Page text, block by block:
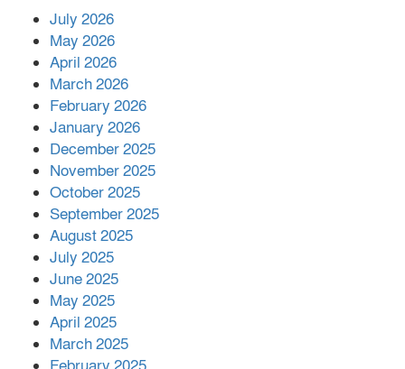
পর ফোন তারেক রহমানের,গ্যাস সঙ্কট
July 2026
May 2026
April 2026
March 2026
February 2026
January 2026
December 2025
November 2025
October 2025
September 2025
August 2025
July 2025
June 2025
May 2025
April 2025
March 2025